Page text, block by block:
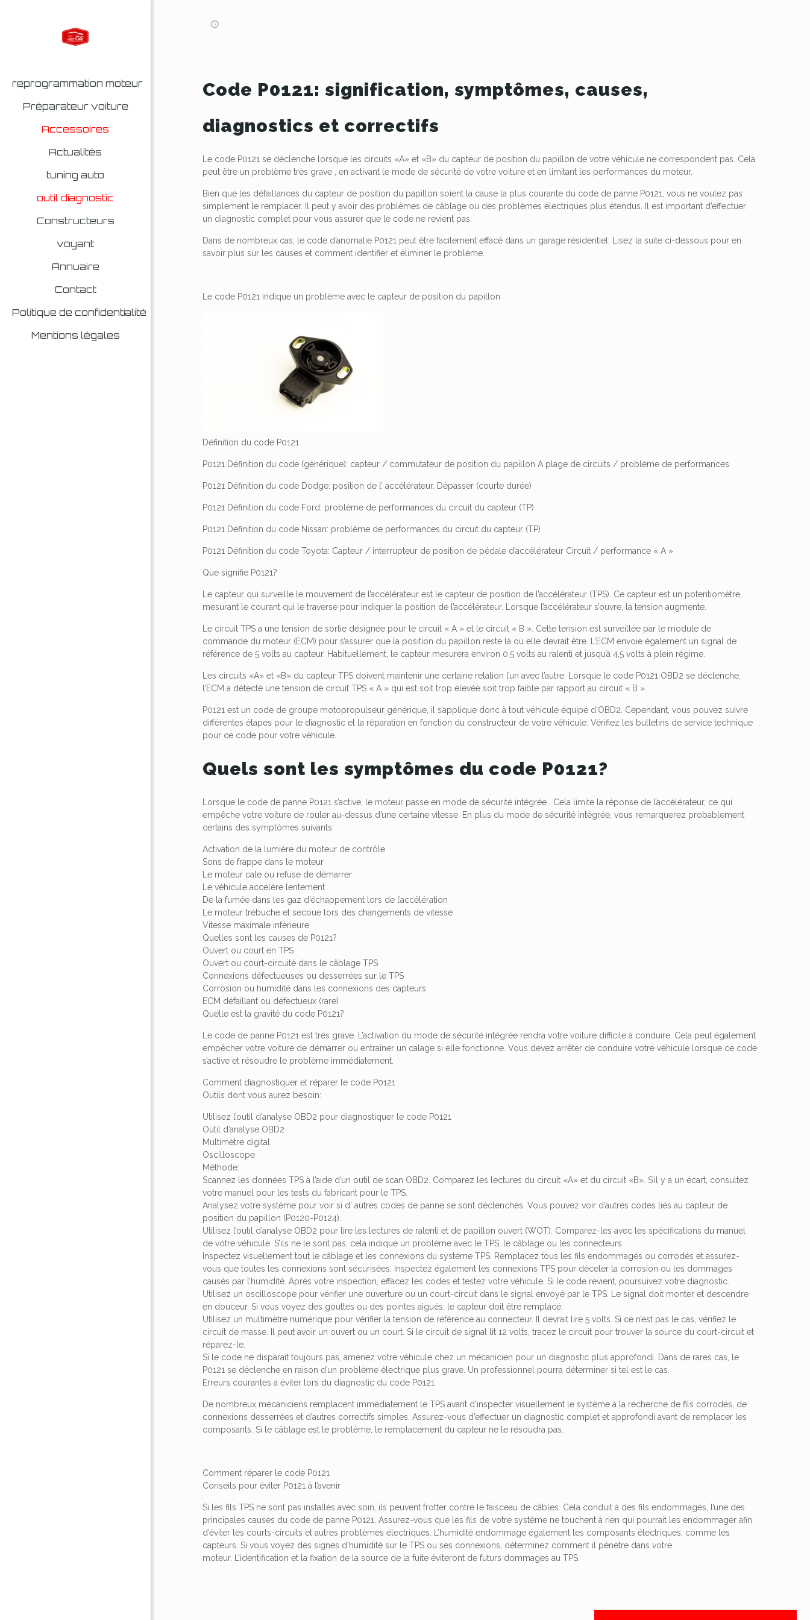
reprogrammation moteur
Préparateur voiture
Accessoires
Actualités
tuning auto
outil diagnostic
Constructeurs
voyant
Annuaire
Contact
Politique de confidentialité
Mentions légales
Code P0121: signification, symptômes, causes,
diagnostics et correctifs
Le code P0121 se déclenche lorsque les circuits «A» et «B» du capteur de position du papillon de votre véhicule ne correspondent pas. Cela
peut être un problème très grave , en activant le mode de sécurité de votre voiture et en limitant les performances du moteur.
Bien que les défaillances du capteur de position du papillon soient la cause la plus courante du code de panne P0121, vous ne voulez pas
simplement le remplacer. Il peut y avoir des problèmes de câblage ou des problèmes électriques plus étendus. Il est important d’effectuer
un diagnostic complet pour vous assurer que le code ne revient pas.
Dans de nombreux cas, le code d’anomalie P0121 peut être facilement effacé dans un garage résidentiel. Lisez la suite ci-dessous pour en
savoir plus sur les causes et comment identifier et éliminer le problème.
Le code P0121 indique un problème avec le capteur de position du papillon
Définition du code P0121
P0121 Définition du code (générique): capteur / commutateur de position du papillon A plage de circuits / problème de performances
P0121 Définition du code Dodge: position de l’ accélérateur. Dépasser (courte durée)
P0121 Définition du code Ford: problème de performances du circuit du capteur (TP)
P0121 Définition du code Nissan: problème de performances du circuit du capteur (TP)
P0121 Définition du code Toyota: Capteur / interrupteur de position de pédale d’accélérateur Circuit / performance « A »
Que signifie P0121?
Le capteur qui surveille le mouvement de l’accélérateur est le capteur de position de l’accélérateur (TPS). Ce capteur est un potentiomètre,
mesurant le courant qui le traverse pour indiquer la position de l’accélérateur. Lorsque l’accélérateur s’ouvre, la tension augmente.
Le circuit TPS a une tension de sortie désignée pour le circuit « A » et le circuit « B ». Cette tension est surveillée par le module de
commande du moteur (ECM) pour s’assurer que la position du papillon reste là où elle devrait être. L’ECM envoie également un signal de
référence de 5 volts au capteur. Habituellement, le capteur mesurera environ 0,5 volts au ralenti et jusqu’à 4,5 volts à plein régime.
Les circuits «A» et «B» du capteur TPS doivent maintenir une certaine relation l’un avec l’autre. Lorsque le code P0121 OBD2 se déclenche,
l’ECM a détecté une tension de circuit TPS « A » qui est soit trop élevée soit trop faible par rapport au circuit « B ».
P0121 est un code de groupe motopropulseur générique, il s’applique donc à tout véhicule équipé d’OBD2. Cependant, vous pouvez suivre
différentes étapes pour le diagnostic et la réparation en fonction du constructeur de votre véhicule. Vérifiez les bulletins de service technique
pour ce code pour votre véhicule.
Quels sont les symptômes du code P0121?
Lorsque le code de panne P0121 s’active, le moteur passe en mode de sécurité intégrée . Cela limite la réponse de l’accélérateur, ce qui
empêche votre voiture de rouler au-dessus d’une certaine vitesse. En plus du mode de sécurité intégrée, vous remarquerez probablement
certains des symptômes suivants:
Activation de la lumière du moteur de contrôle
Sons de frappe dans le moteur
Le moteur cale ou refuse de démarrer
Le véhicule accélère lentement
De la fumée dans les gaz d’échappement lors de l’accélération
Le moteur trébuche et secoue lors des changements de vitesse
Vitesse maximale inférieure
Quelles sont les causes de P0121?
Ouvert ou court en TPS
Ouvert ou court-circuité dans le câblage TPS
Connexions défectueuses ou desserrées sur le TPS
Corrosion ou humidité dans les connexions des capteurs
ECM défaillant ou défectueux (rare)
Quelle est la gravité du code P0121?
Le code de panne P0121 est très grave. L’activation du mode de sécurité intégrée rendra votre voiture difficile à conduire. Cela peut également
empêcher votre voiture de démarrer ou entraîner un calage si elle fonctionne. Vous devez arrêter de conduire votre véhicule lorsque ce code
s’active et résoudre le problème immédiatement.
Comment diagnostiquer et réparer le code P0121
Outils dont vous aurez besoin:
Utilisez l’outil d’analyse OBD2 pour diagnostiquer le code P0121
Outil d’analyse OBD2
Multimètre digital
Oscilloscope
Méthode:
Scannez les données TPS à l’aide d’un outil de scan OBD2. Comparez les lectures du circuit «A» et du circuit «B». S’il y a un écart, consultez
votre manuel pour les tests du fabricant pour le TPS.
Analysez votre système pour voir si d’ autres codes de panne se sont déclenchés. Vous pouvez voir d’autres codes liés au capteur de
position du papillon (P0120-P0124).
Utilisez l’outil d’analyse OBD2 pour lire les lectures de ralenti et de papillon ouvert (WOT). Comparez-les avec les spécifications du manuel
de votre véhicule. S’ils ne le sont pas, cela indique un problème avec le TPS, le câblage ou les connecteurs.
Inspectez visuellement tout le câblage et les connexions du système TPS. Remplacez tous les fils endommagés ou corrodés et assurez-
vous que toutes les connexions sont sécurisées. Inspectez également les connexions TPS pour déceler la corrosion ou les dommages
causés par l’humidité. Après votre inspection, effacez les codes et testez votre véhicule. Si le code revient, poursuivez votre diagnostic.
Utilisez un oscilloscope pour vérifier une ouverture ou un court-circuit dans le signal envoyé par le TPS. Le signal doit monter et descendre
en douceur. Si vous voyez des gouttes ou des pointes aiguës, le capteur doit être remplacé.
Utilisez un multimètre numérique pour vérifier la tension de référence au connecteur. Il devrait lire 5 volts. Si ce n’est pas le cas, vérifiez le
circuit de masse. Il peut avoir un ouvert ou un court. Si le circuit de signal lit 12 volts, tracez le circuit pour trouver la source du court-circuit et
réparez-le.
Si le code ne disparaît toujours pas, amenez votre véhicule chez un mécanicien pour un diagnostic plus approfondi. Dans de rares cas, le
P0121 se déclenche en raison d’un problème électrique plus grave. Un professionnel pourra déterminer si tel est le cas.
Erreurs courantes à éviter lors du diagnostic du code P0121
De nombreux mécaniciens remplacent immédiatement le TPS avant d’inspecter visuellement le système à la recherche de fils corrodés, de
connexions desserrées et d’autres correctifs simples. Assurez-vous d’effectuer un diagnostic complet et approfondi avant de remplacer les
composants. Si le câblage est le problème, le remplacement du capteur ne le résoudra pas.
Comment réparer le code P0121
Conseils pour éviter P0121 à l’avenir
Si les fils TPS ne sont pas installés avec soin, ils peuvent frotter contre le faisceau de câbles. Cela conduit à des fils endommagés, l’une des
principales causes du code de panne P0121. Assurez-vous que les fils de votre système ne touchent à rien qui pourrait les endommager afin
d’éviter les courts-circuits et autres problèmes électriques. L’humidité endommage également les composants électriques, comme les
capteurs. Si vous voyez des signes d’humidité sur le TPS ou ses connexions, déterminez comment il pénètre dans votre
moteur. L’identification et la fixation de la source de la fuite éviteront de futurs dommages au TPS.